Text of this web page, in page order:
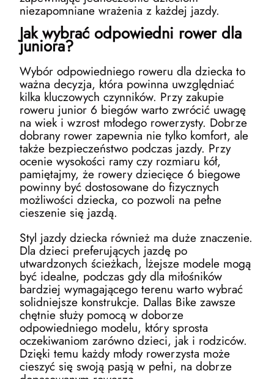
niezapomniane wrażenia z każdej jazdy.
Jak wybrać odpowiedni rower dla
juniora?
Wybór odpowiedniego roweru dla dziecka to
ważna decyzja, która powinna uwzględniać
kilka kluczowych czynników. Przy zakupie
roweru junior 6 biegów warto zwrócić uwagę
na wiek i wzrost młodego rowerzysty. Dobrze
dobrany rower zapewnia nie tylko komfort, ale
także bezpieczeństwo podczas jazdy. Przy
ocenie wysokości ramy czy rozmiaru kół,
pamiętajmy, że rowery dziecięce 6 biegowe
powinny być dostosowane do fizycznych
możliwości dziecka, co pozwoli na pełne
cieszenie się jazdą.
Styl jazdy dziecka również ma duże znaczenie.
Dla dzieci preferujących jazdę po
utwardzonych ścieżkach, lżejsze modele mogą
być idealne, podczas gdy dla miłośników
bardziej wymagającego terenu warto wybrać
solidniejsze konstrukcje. Dallas Bike zawsze
chętnie służy pomocą w doborze
odpowiedniego modelu, który sprosta
oczekiwaniom zarówno dzieci, jak i rodziców.
Dzięki temu każdy młody rowerzysta może
cieszyć się swoją pasją w pełni, na dobrze